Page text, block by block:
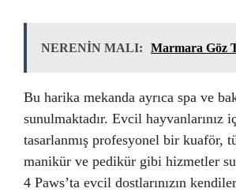
NERENİN MALI: Marmara Göz
Bu harika mekanda ayrıca spa ve
sunulmaktadır. Evcil hayvanlarınız
tasarlanmış profesyonel bir kuaför,
manikür ve pedikür gibi hizmetler
4 Paws’ta evcil dostlarınızın